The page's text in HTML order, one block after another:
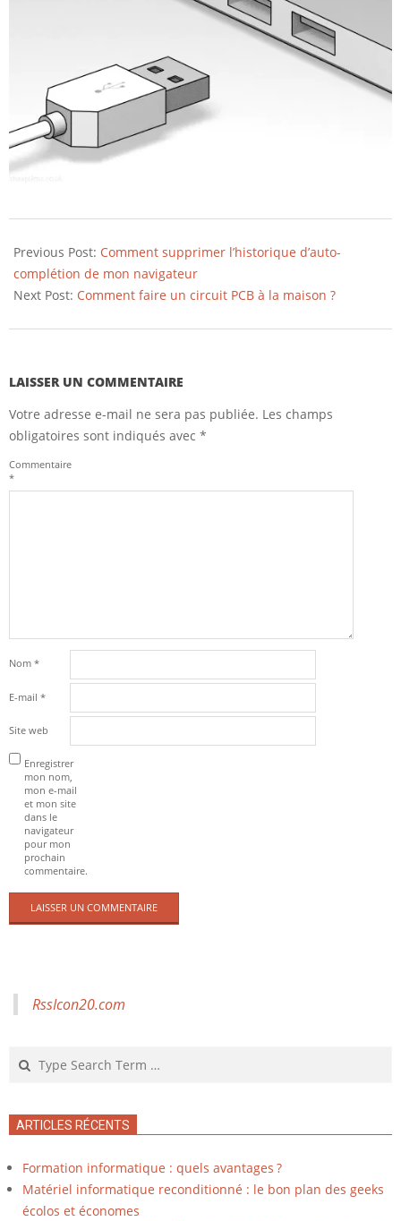
03-
12
Previous Post: Comment supprimer l’historique d’auto-
complétion de mon navigateur
Next Post: Comment faire un circuit PCB à la maison ?
LAISSER UN COMMENTAIRE
Votre adresse e-mail ne sera pas publiée. Les champs
obligatoires sont indiqués avec *
Commentaire
*
Nom *
E-mail *
Site web
Enregistrer
mon nom,
mon e-mail
et mon site
dans le
navigateur
pour mon
prochain
commentaire.
RssIcon20.com
ARTICLES RÉCENTS
Formation informatique : quels avantages ?
Matériel informatique reconditionné : le bon plan des geeks
écolos et économes